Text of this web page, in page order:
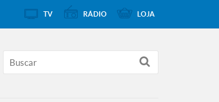
TV RÁDIO LOJA